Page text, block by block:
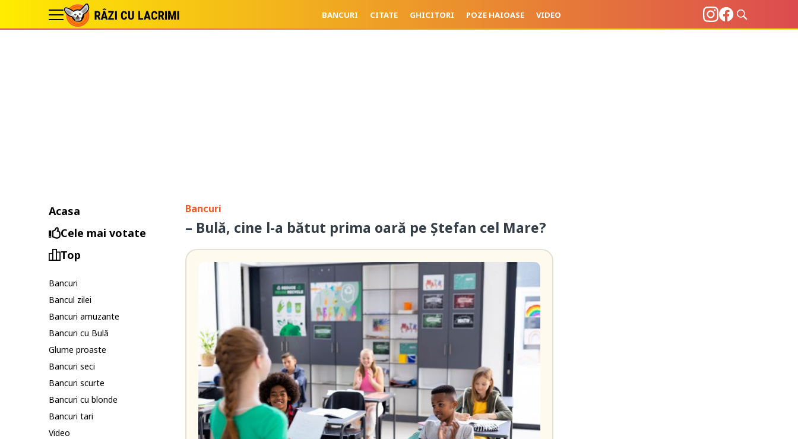
BANCURI CITATE GHICITORI POZE HAIOASE VIDEO
Acasa
Cele mai votate
Top
Bancuri
Bancul zilei
Bancuri amuzante
Bancuri cu Bulă
Glume proaste
Bancuri seci
Bancuri scurte
Bancuri cu blonde
Bancuri tari
Video
Bancuri
– Bulă, cine l-a bătut prima oară pe Ștefan cel Mare?